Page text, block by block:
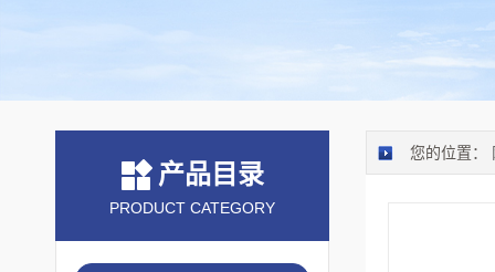
您的位置：
产品目录
PRODUCT CATEGORY